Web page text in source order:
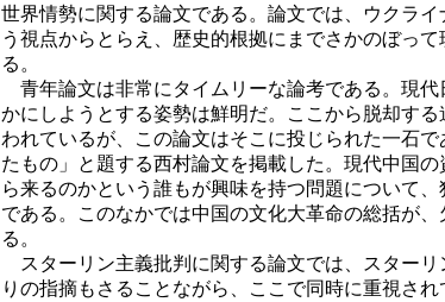
世界情勢に関する論文である。論文では、ウクラ
う視点からとらえ、歴史的根拠にまでさかのぼっ
る。
青年論文は非常にタイムリーな論考である。現
かにしようとする姿勢は鮮明だ。ここから脱却す
われているが、この論文はそこに投じられた一石
たもの」と題する西村論文を掲載した。現代中国
ら来るのかという誰もが興味を持つ問題について
である。このなかでは中国の文化大革命の総括が
る。
スターリン主義批判に関する論文では、スター
りの指摘もさることながら、ここで同時に重視さ